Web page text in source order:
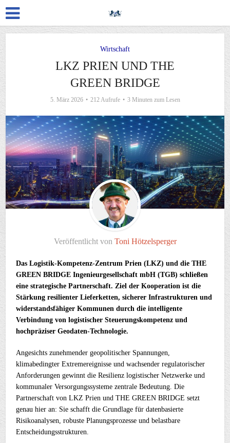
Wirtschaft
LKZ PRIEN UND THE
GREEN BRIDGE
5. März 2026 212 Aufrufe 3 Minuten zum Lesen
Veröffentlicht von Toni Hötzelsperger
Das Logistik-Kompetenz-Zentrum Prien (LKZ) und die THE
GREEN BRIDGE Ingenieurgesellschaft mbH (TGB) schließen
eine strategische Partnerschaft. Ziel der Kooperation ist die
Stärkung resilienter Lieferketten, sicherer Infrastrukturen und
widerstandsfähiger Kommunen durch die intelligente
Verbindung von logistischer Steuerungskompetenz und
hochpräziser Geodaten-Technologie.
Angesichts zunehmender geopolitischer Spannungen,
klimabedingter Extremereignisse und wachsender regulatorischer
Anforderungen gewinnt die Resilienz logistischer Netzwerke und
kommunaler Versorgungssysteme zentrale Bedeutung. Die
Partnerschaft von LKZ Prien und THE GREEN BRIDGE setzt
genau hier an: Sie schafft die Grundlage für datenbasierte
Risikoanalysen, robuste Planungsprozesse und belastbare
Entscheidungsstrukturen.